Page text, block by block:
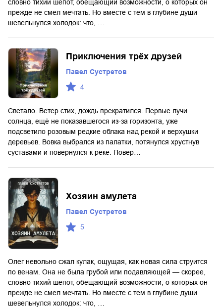
словно тихий шепот, обещающий возможности, о которых он
прежде не смел мечтать. Но вместе с тем в глубине души
шевельнулся холодок: что, …
Приключения трёх друзей
Павел Сустретов
4
Светало. Ветер стих, дождь прекратился. Первые лучи
солнца, ещё не показавшегося из-за горизонта, уже
подсветило розовым редкие облака над рекой и верхушки
деревьев. Вовка выбрался из палатки, потянулся хрустнув
суставами и повернулся к реке. Повер…
Хозяин амулета
Павел Сустретов
5
Олег невольно сжал кулак, ощущая, как новая сила струится
по венам. Она не была грубой или подавляющей — скорее,
словно тихий шепот, обещающий возможности, о которых он
прежде не смел мечтать. Но вместе с тем в глубине души
шевельнулся холодок: что, …